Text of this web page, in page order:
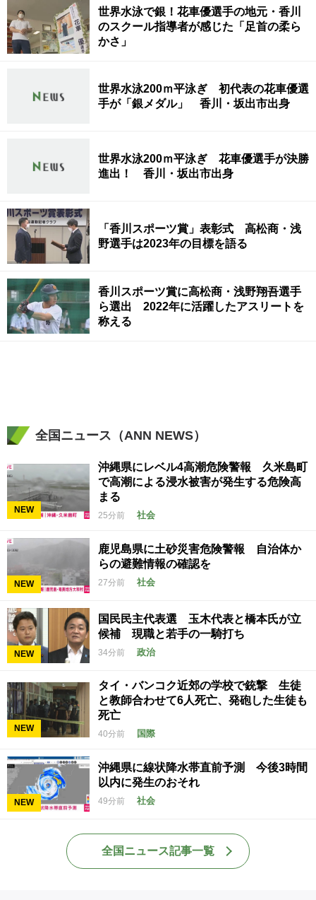
世界水泳で銀！花車優選手の地元・香川
のスクール指導者が感じた「足首の柔ら
かさ」
世界水泳200ｍ平泳ぎ 初代表の花車優選
手が「銀メダル」 香川・坂出市出身
世界水泳200ｍ平泳ぎ 花車優選手が決勝
進出！ 香川・坂出市出身
「香川スポーツ賞」表彰式 高松商・浅
野選手は2023年の目標を語る
香川スポーツ賞に高松商・浅野翔吾選手
ら選出 2022年に活躍したアスリートを
称える
全国ニュース（ANN NEWS）
NEW
沖縄県にレベル4高潮危険警報 久米島町
で高潮による浸水被害が発生する危険高
まる
25分前 社会
NEW
鹿児島県に土砂災害危険警報 自治体か
らの避難情報の確認を
27分前 社会
NEW
国民民主代表選 玉木代表と橋本氏が立
候補 現職と若手の一騎打ち
34分前 政治
NEW
タイ・バンコク近郊の学校で銃撃 生徒
と教師合わせて6人死亡、発砲した生徒も
死亡
40分前 国際
NEW
沖縄県に線状降水帯直前予測 今後3時間
以内に発生のおそれ
49分前 社会
全国ニュース記事一覧